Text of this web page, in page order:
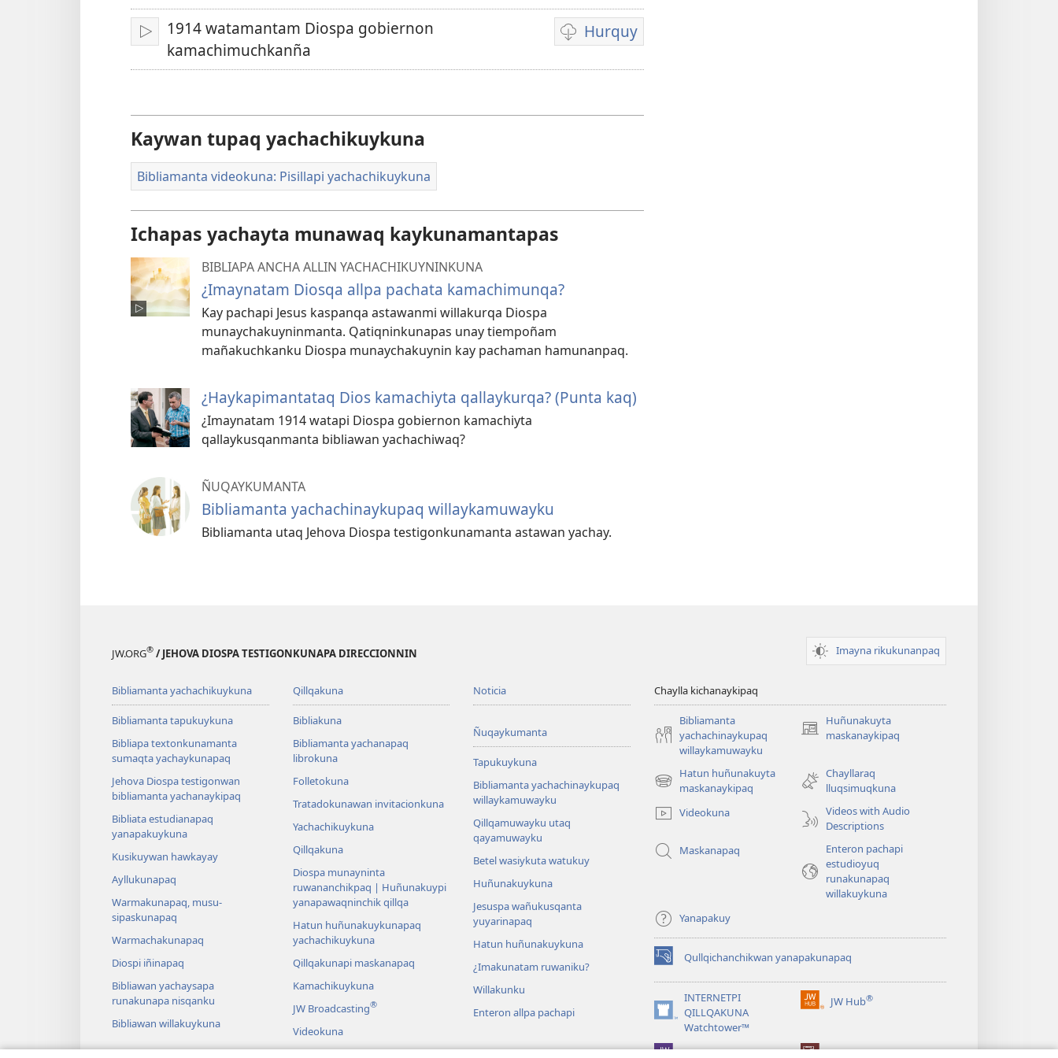
Qallarinanpaq
1914 watamantam Diospa gobiernon
kamachimuchkanña
Hurquy
Videokunata
hurqunapaq
Kaywan tupaq yachachikuykuna
Bibliamanta videokuna: Pisillapi yachachikuykuna
Ichapas yachayta munawaq kaykunamantapas
BIBLIAPA ANCHA ALLIN YACHACHIKUYNINKUNA
¿Imaynatam Diosqa allpa pachata kamachimunqa?
Kay pachapi Jesus kaspanqa astawanmi willakurqa Diospa
munaychakuyninmanta. Qatiqninkunapas unay tiempoñam
mañakuchkanku Diospa munaychakuynin kay pachaman hamunanpaq.
¿Haykapimantataq Dios kamachiyta qallaykurqa? (Punta kaq)
¿Imaynatam 1914 watapi Diospa gobiernon kamachiyta
qallaykusqanmanta bibliawan yachachiwaq?
ÑUQAYKUMANTA
Bibliamanta yachachinaykupaq willaykamuwayku
Bibliamanta utaq Jehova Diospa testigonkunamanta astawan yachay.
JW.ORG® / JEHOVA DIOSPA TESTIGONKUNAPA DIRECCIONNIN Imayna rikukunanpaq
Bibliamanta yachachikuykuna
Bibliamanta tapukuykuna
Bibliapa textonkunamanta
sumaqta yachaykunapaq
Jehova Diospa testigonwan
bibliamanta yachanaykipaq
Bibliata estudianapaq
yanapakuykuna
Kusikuywan hawkayay
Ayllukunapaq
Warmakunapaq, musu-
sipaskunapaq
Warmachakunapaq
Diospi iñinapaq
Bibliawan yachaysapa
runakunapa nisqanku
Bibliawan willakuykuna
Qillqakuna
Bibliakuna
Bibliamanta yachanapaq
librokuna
Folletokuna
Tratadokunawan invitacionkuna
Yachachikuykuna
Qillqakuna
Diospa munayninta
ruwananchikpaq | Huñunakuypi
yanapawaqninchik qillqa
Hatun huñunakuykunapaq
yachachikuykuna
Qillqakunapi maskanapaq
Kamachikuykuna
JW Broadcasting®
Videokuna
Takikuna
Noticia
Ñuqaykumanta
Tapukuykuna
Bibliamanta yachachinaykupaq
willaykamuwayku
Qillqamuwayku utaq
qayamuwayku
Betel wasiykuta watukuy
Huñunakuykuna
Jesuspa wañukusqanta
yuyarinapaq
Hatun huñunakuykuna
¿Imakunatam ruwaniku?
Willakunku
Enteron allpa pachapi
Chaylla kichanaykipaq
Bibliamanta
yachachinaykupaq
willaykamuwayku
Huñunakuyta
maskanaykipaq
(abre
ventana)
Hatun huñunakuyta
maskanaykipaq
(abre
nueva
Chayllaraq
lluqsimuqkuna
Videokuna
Videos with Audio
Descriptions
Maskanapaq
Enteron pachapi
estudioyuq
runakunapaq
willakuykuna
Yanapakuy
Qullqichanchikwan yanapakunapaq
(abre
una
ventana)
INTERNETPI
QILLQAKUNA
Watchtower™
(abre
nueva
JW Hub®
(abre
ventana)